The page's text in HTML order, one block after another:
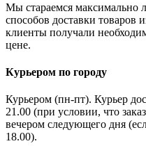
Мы стараемся максимально
способов доставки товаров
клиенты получали
цене.
Курьером по городу
Курьером (пн-пт). Курьер
21.00 (при условии, что
вечером следующего дня
18.00).